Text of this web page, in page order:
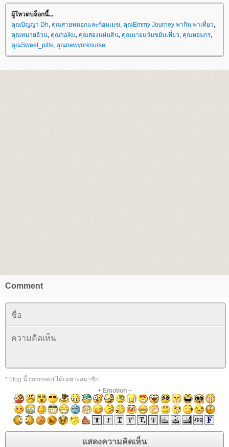
ผู้โหวตบล็อกนี้...
คุณปัญญา Dh, คุณสายหมอกและก้อนเมฆ, คุณEmmy Journey พากิน พาเที่ยว,
คุณทนายอ้วน, คุณhaiku, คุณสองแผ่นดิน, คุณนายแว่นขยันเที่ยว, คุณหอมกร,
คุณSweet_pills, คุณnewyorknurse
Comment
* blog นี้ comment ได้เฉพาะสมาชิก
+ Emotion+